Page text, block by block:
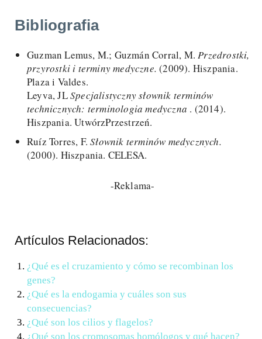
Bibliografia
Guzman Lemus, M.; Guzmán Corral, M.Przedrostki,
przyrostki i terminy medyczne.(2009). Hiszpania.
Plaza i Valdes.
Leyva, JLSpecjalistyczny słownik terminów
technicznych: terminologia medyczna . (2014).
Hiszpania. UtwórzPrzestrzeń.
Ruíz Torres, F.Słownik terminów medycznych.
(2000). Hiszpania. CELESA.
-Reklama-
Artículos Relacionados:
¿Qué es el cruzamiento y cómo se recombinan los
genes?
¿Qué es la endogamia y cuáles son sus
consecuencias?
¿Qué son los cilios y flagelos?
¿Qué son los cromosomas homólogos y qué hacen?